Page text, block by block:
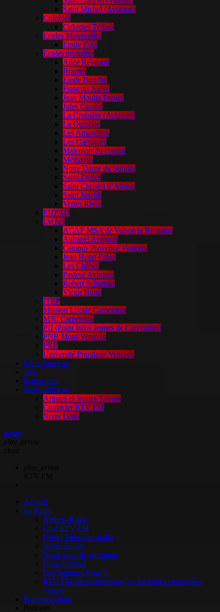
Saint Michel (Avignon)
Colonies
Colonies Telligo
Ecoles Maternelles
Emile Zola
Écoles primaires
Alice Reynaud
Brantes
Emile Bouche
François Jouve
Jean Moulin Pernes
Jules Cassini
La Croisière (Avignon)
La Quintine
Les Amandiers
Les Garrigues
Malemort du comtat
Méthamis
Notre Dame du Sourire
Saint-Didier
Saint Christol d’Albion
Saint Joseph
Vertes Rives
EHPAD
Lycées
ACAF MSA de Vaison la Romaine
Aubanel Avignon
Campus Provence Ventoux
Jean Henri Fabre
Les Chênes
Pasteur Avignon
Robert Schuman
Victor Hugo
ITEP
Mission Locale Carpentras
MJC Carpentras
PIJ (Point Infos Jeunes de Carpentras)
PNR Mont-Ventoux
PRE
Université Populaire Ventoux
Infos Vaucluse
Jeux
Partenaires
Nous contacter
Artistes et Jeunes Talents
Contacter RTV FM
Notre Logo
menu
Accueil
La Radio
Ateliers Radio
Chat RTV FM
Direct Video du studio
Notre équipe
Notre zone de réception
Nous Écouter
Qui Sommes Nous ?
RTV FM sur smartphones, tv, enceintes connectées,
voiture
Programmation